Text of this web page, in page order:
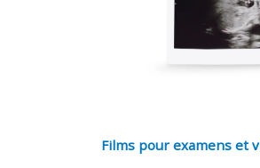
Films pour examens et